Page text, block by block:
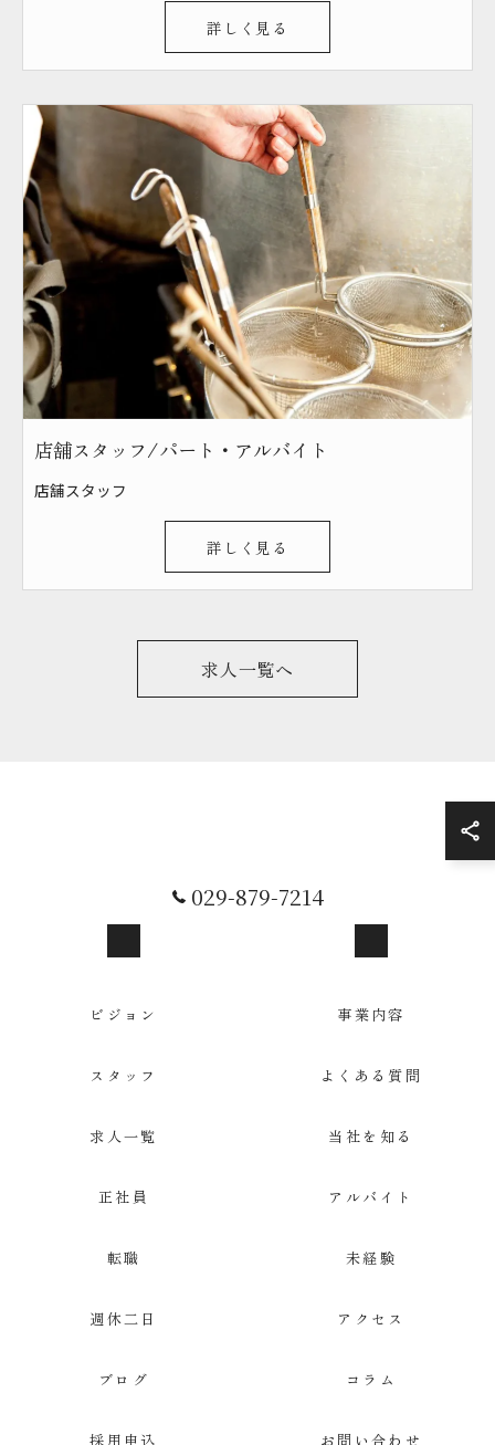
詳しく見る
店舗スタッフ/パート・アルバイト
店舗スタッフ
詳しく見る
求人一覧へ
029-879-7214
ビジョン 事業内容
スタッフ よくある質問
求人一覧 当社を知る
正社員 アルバイト
転職 未経験
週休二日 アクセス
ブログ コラム
採用申込 お問い合わせ